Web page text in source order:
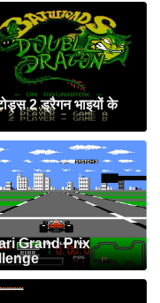
2 ड्रैगन भाइयों के
Grand Prix